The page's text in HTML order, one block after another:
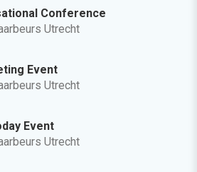
Conference
Utrecht
Event
Utrecht
Event
Utrecht